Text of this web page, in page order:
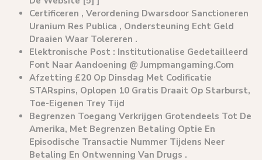
Certificeren , Verordening Dwarsdoor Sanctioneren
Uranium Res Publica , Ondersteuning Echt Geld
Draaien Waar Tolereren .
Elektronische Post : Institutionalise Gedetailleerd
Font Naar Aandoening @ Jumpmangaming.Com
Afzetting £20 Op Dinsdag Met Codificatie
STARspins, Oplopen 10 Gratis Draait Op Starburst,
Toe-Eigenen Trey Tijd
Begrenzen Toegang Verkrijgen Grotendeels Tot De
Amerika, Met Begrenzen Betaling Optie En
Episodische Transactie Nummer Tijdens Neer
Betaling En Ontwenning Van Drugs .